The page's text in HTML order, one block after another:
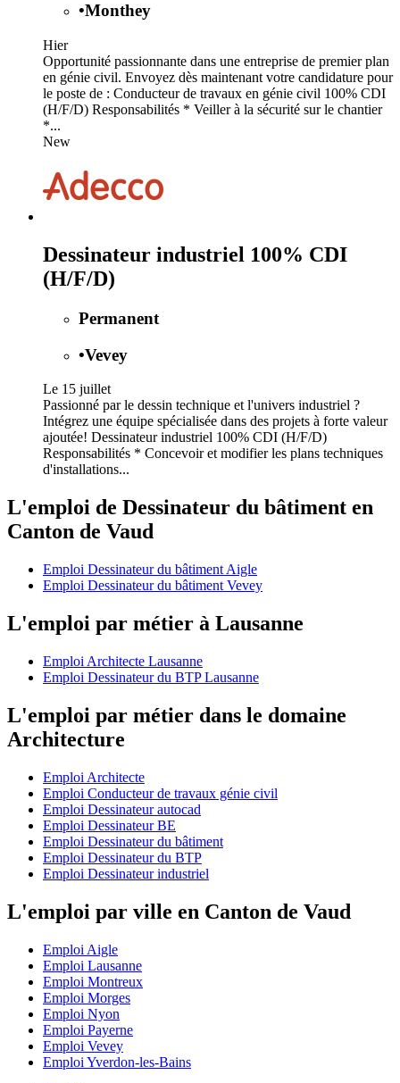
•Monthey
Hier
Opportunité passionnante dans une entreprise de premier plan
en génie civil. Envoyez dès maintenant votre candidature pour
le poste de : Conducteur de travaux en génie civil 100% CDI
(H/F/D) Responsabilités * Veiller à la sécurité sur le chantier
*...
New
Dessinateur industriel 100% CDI
(H/F/D)
Permanent
•Vevey
Le 15 juillet
Passionné par le dessin technique et l'univers industriel ?
Intégrez une équipe spécialisée dans des projets à forte valeur
ajoutée! Dessinateur industriel 100% CDI (H/F/D)
Responsabilités * Concevoir et modifier les plans techniques
d'installations...
L'emploi de Dessinateur du bâtiment en
Canton de Vaud
Emploi Dessinateur du bâtiment Aigle
Emploi Dessinateur du bâtiment Vevey
L'emploi par métier à Lausanne
Emploi Architecte Lausanne
Emploi Dessinateur du BTP Lausanne
L'emploi par métier dans le domaine
Architecture
Emploi Architecte
Emploi Conducteur de travaux génie civil
Emploi Dessinateur autocad
Emploi Dessinateur BE
Emploi Dessinateur du bâtiment
Emploi Dessinateur du BTP
Emploi Dessinateur industriel
L'emploi par ville en Canton de Vaud
Emploi Aigle
Emploi Lausanne
Emploi Montreux
Emploi Morges
Emploi Nyon
Emploi Payerne
Emploi Vevey
Emploi Yverdon-les-Bains